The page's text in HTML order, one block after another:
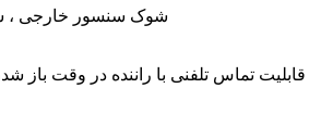
شوک سنسور خارجی ،
قابلیت تماس تلفنی با راننده در وقت